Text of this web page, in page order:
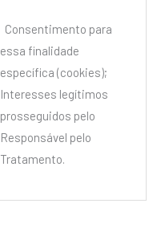
Consentimento para
essa finalidade
específica (cookies);
Interesses legítimos
prosseguidos pelo
Responsável pelo
Tratamento.